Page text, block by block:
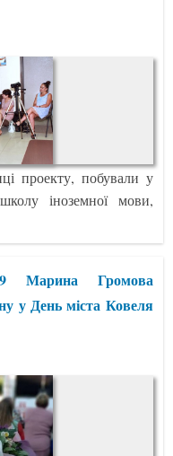
проекту, побували у
іноземної мови,
Марина Громова
у День міста Ковеля